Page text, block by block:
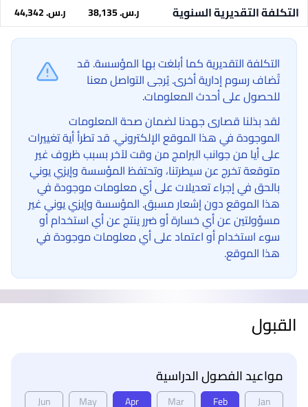
التكلفة التقديرية السنوية ر.س.‏ 38,135 ر.س.‏ 44,342
التكلفة التقديرية كما أبلغت بها المؤسسة. قد
تُضاف رسوم إدارية أخرى. يُرجى التواصل معنا
للحصول على أحدث المعلومات.
لقد بذلنا قصارى جهدنا لضمان صحة المعلومات
الموجودة في هذا الموقع الإلكتروني. قد تطرأ أية تغييرات
على أيا من جوانب البرامج من وقت لآخر بسبب ظروف غير
متوقعة تخرج عن سيطرتنا، وتحتفظ المؤسسة وإيزي يوني
بالحق في إجراء تعديلات على أي معلومات موجودة في
هذا الموقع دون إشعار مسبق. المؤسسة وإيزي يوني غير
مسؤولتين عن أي خسارة أو ضرر ينتج عن أي استخدام أو
سوء استخدام أو اعتماد على أي معلومات موجودة في
هذا الموقع.
القبول
مواعيد الفصول الدراسية
Jan
Feb
Mar
Apr
May
Jun